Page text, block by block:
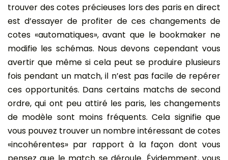
trouver des cotes précieuses lors des paris en direct
est d’essayer de profiter de ces changements de
cotes «automatiques», avant que le bookmaker ne
modifie les schémas. Nous devons cependant vous
avertir que même si cela peut se produire plusieurs
fois pendant un match, il n’est pas facile de repérer
ces opportunités. Dans certains matchs de second
ordre, qui ont peu attiré les paris, les changements
de modèle sont moins fréquents. Cela signifie que
vous pouvez trouver un nombre intéressant de cotes
«incohérentes» par rapport à la façon dont vous